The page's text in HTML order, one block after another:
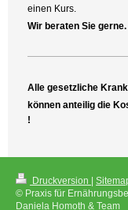
einen Kurs.
Wir beraten Sie gerne.
Alle gesetzliche
können anteilig die
!
Druckversion |
© Praxis für
Daniela Homoth & Team